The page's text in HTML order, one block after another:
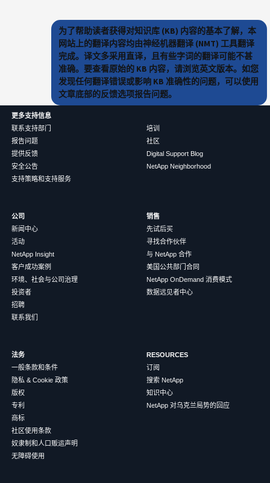
为了帮助读者获得对知识库 (KB) 内容的基本了解，本
网站上的翻译内容均由神经机器翻译 (NMT) 工具翻译
完成。译文多采用直译，且有些字词的翻译可能不甚
准确。要查看原始的 KB 内容，请浏览英文版本。如您
发现任何翻译错误或影响 KB 准确性的问题，可以使用
文章底部的反馈选项报告问题。
更多支持信息
联系支持部门
报告问题
提供反馈
安全公告
支持策略和支持服务
培训
社区
Digital Support Blog
NetApp Neighborhood
公司
新闻中心
活动
NetApp Insight
客户成功案例
环境、社会与公司治理
投资者
招聘
联系我们
销售
先试后买
寻找合作伙伴
与 NetApp 合作
美国公共部门合同
NetApp OnDemand 消费模式
数据远见者中心
法务
一般条款和条件
隐私 & Cookie 政策
版权
专利
商标
社区使用条款
奴隶制和人口贩运声明
无障碍使用
RESOURCES
订阅
搜索 NetApp
知识中心
NetApp 对乌克兰局势的回应